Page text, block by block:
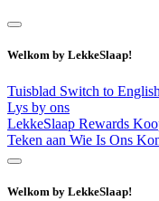
Welkom by LekkeSlaap!
Tuisblad Switch to English
Lys by ons
LekkeSlaap Rewards
Teken aan Wie Is Ons
Welkom by LekkeSlaap!